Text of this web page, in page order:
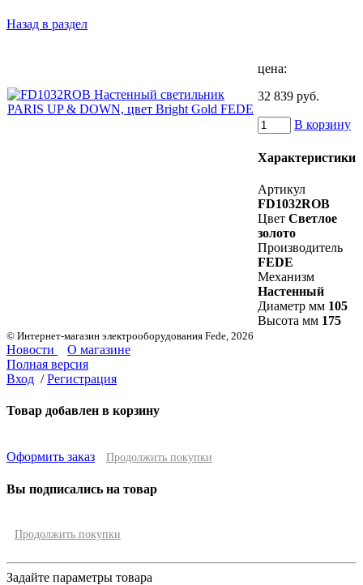
Назад в раздел
цена:
32 839 руб.
В корзину
Характеристики
Артикул
FD1032ROB
Цвет Светлое
золото
Производитель
FEDE
Механизм
Настенный
Диаметр мм 105
Высота мм 175
© Интернет-магазин электрооборудования Fede, 2026
Новости
О магазине
Полная версия
Вход / Регистрация
Товар добавлен в корзину
Оформить заказ Продолжить покупки
Вы подписались на товар
Продолжить покупки
Задайте параметры товара